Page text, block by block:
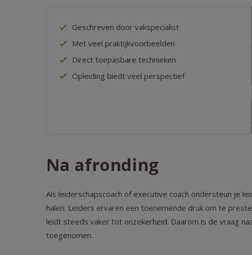
Geschreven door vakspecialist
Met veel praktijkvoorbeelden
Direct toepasbare technieken
Opleiding biedt veel perspectief
Na afronding
Als leiderschapscoach of executive coach ondersteun je
halen. Leiders ervaren een toenemende druk om te
leidt steeds vaker tot onzekerheid. Daarom is de vraag
toegenomen.